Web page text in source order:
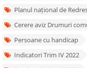
Planul național de
Cerere aviz Drumuri
Persoane cu handicap
Indicatori Trim IV 2022